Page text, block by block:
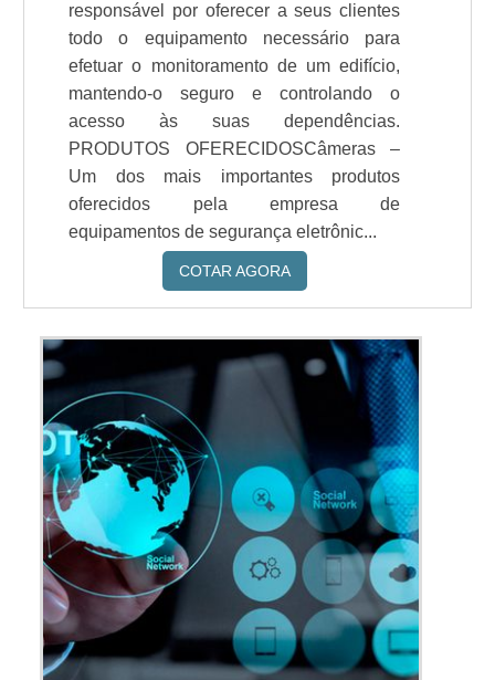
responsável por oferecer a seus clientes
todo o equipamento necessário para
efetuar o monitoramento de um edifício,
mantendo-o seguro e controlando o
acesso às suas dependências.
PRODUTOS OFERECIDOSCâmeras –
Um dos mais importantes produtos
oferecidos pela empresa de
equipamentos de segurança eletrônic...
COTAR AGORA